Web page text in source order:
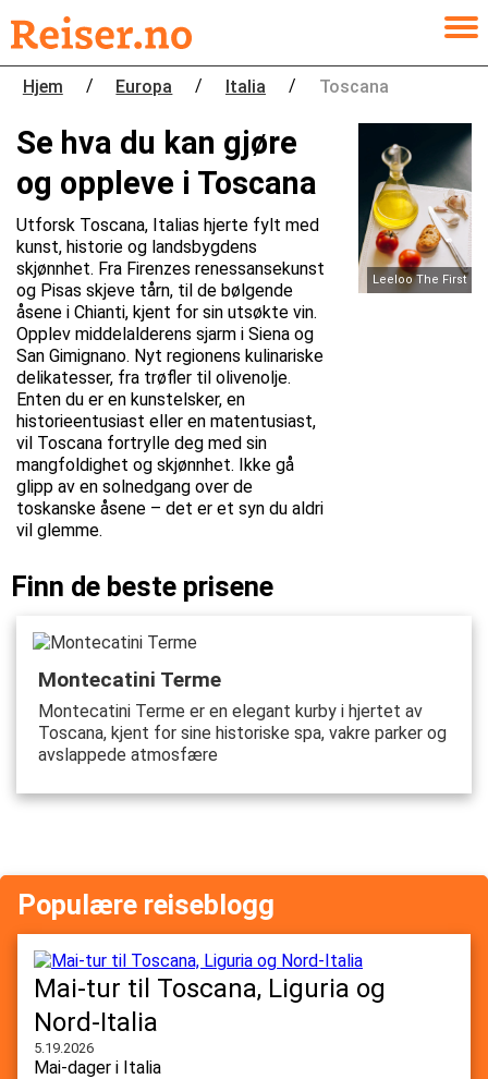
Hjem / Europa / Italia / Toscana
Se hva du kan gjøre
og oppleve i Toscana
Utforsk Toscana, Italias hjerte fylt med
kunst, historie og landsbygdens
skjønnhet. Fra Firenzes renessansekunst
og Pisas skjeve tårn, til de bølgende
åsene i Chianti, kjent for sin utsøkte vin.
Opplev middelalderens sjarm i Siena og
San Gimignano. Nyt regionens kulinariske
delikatesser, fra trøfler til olivenolje.
Enten du er en kunstelsker, en
historieentusiast eller en matentusiast,
vil Toscana fortrylle deg med sin
mangfoldighet og skjønnhet. Ikke gå
glipp av en solnedgang over de
toskanske åsene – det er et syn du aldri
vil glemme.
Leeloo The First
Finn de beste prisene
Montecatini Terme
Montecatini Terme er en elegant kurby i hjertet av
Toscana, kjent for sine historiske spa, vakre parker og
avslappede atmosfære
Populære reiseblogg
Mai-tur til Toscana, Liguria og
Nord-Italia
5.19.2026
Mai-dager i Italia